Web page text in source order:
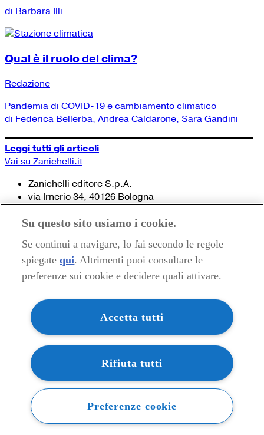
di Barbara Illi
Qual è il ruolo del clima?
Redazione
Pandemia di COVID-19 e cambiamento climatico
di Federica Bellerba, Andrea Caldarone, Sara Gandini
Leggi tutti gli articoli
Vai su Zanichelli.it
Zanichelli editore S.p.A.
via Irnerio 34, 40126 Bologna
Tel. 051- 293.111 / 245.024
© 2020 Zanichelli Editore spa
Contatti e recapiti
my.zanichelli.it
Filiali e agenzie
Acquisti: informazioni precontrattuali
Area stampa
Privacy
Su questo sito usiamo i cookie.
Se continui a navigare, lo fai secondo le regole
spiegate qui. Altrimenti puoi consultare le
preferenze sui cookie e decidere quali attivare.
Accetta tutti
Rifiuta tutti
Preferenze cookie